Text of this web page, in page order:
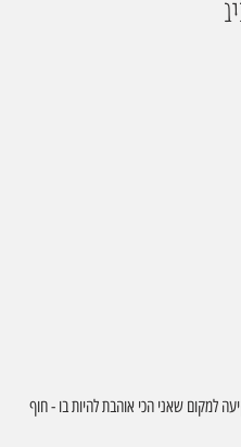
למקום שאני הכי אוהבת להיות בו - חוף